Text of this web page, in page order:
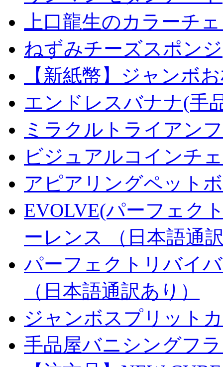
上口龍生のカラーチ
ねずみチーズスポンジ
【新紙幣】ジャンボ
エンドレスバナナ(手
ミラクルトライアン
ビジュアルコインチ
アピアリングペット
EVOLVE(パーフェク
ーレンス （日本語通
パーフェクトリバイ
（日本語通訳あり）
ジャンボスプリット
手品屋バニシングフ